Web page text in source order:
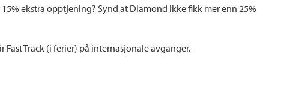
ekstra opptjening? Synd at Diamond ikke fikk mer enn 25%
Fast Track (i ferier) på internasjonale avganger.